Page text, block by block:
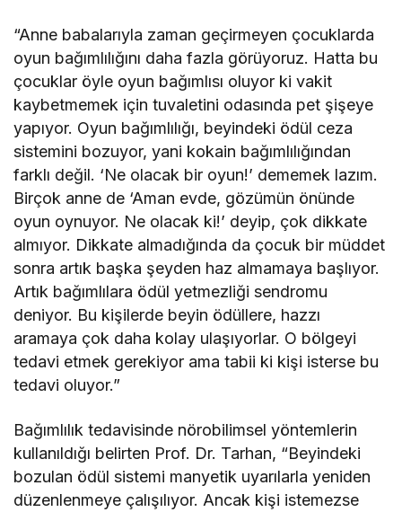
“Anne babalarıyla zaman geçirmeyen çocuklarda
oyun bağımlılığını daha fazla görüyoruz. Hatta bu
çocuklar öyle oyun bağımlısı oluyor ki vakit
kaybetmemek için tuvaletini odasında pet şişeye
yapıyor. Oyun bağımlılığı, beyindeki ödül ceza
sistemini bozuyor, yani kokain bağımlılığından
farklı değil. ‘Ne olacak bir oyun!’ dememek lazım.
Birçok anne de ‘Aman evde, gözümün önünde
oyun oynuyor. Ne olacak ki!’ deyip, çok dikkate
almıyor. Dikkate almadığında da çocuk bir müddet
sonra artık başka şeyden haz almamaya başlıyor.
Artık bağımlılara ödül yetmezliği sendromu
deniyor. Bu kişilerde beyin ödüllere, hazzı
aramaya çok daha kolay ulaşıyorlar. O bölgeyi
tedavi etmek gerekiyor ama tabii ki kişi isterse bu
tedavi oluyor.”
Bağımlılık tedavisinde nörobilimsel yöntemlerin
kullanıldığı belirten Prof. Dr. Tarhan, “Beyindeki
bozulan ödül sistemi manyetik uyarılarla yeniden
düzenlenmeye çalışılıyor. Ancak kişi istemezse